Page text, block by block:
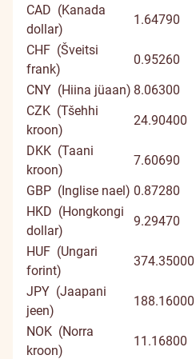
CAD (Kanada
dollar)
1.64790
CHF (Šveitsi
frank)
0.95260
CNY (Hiina jüaan) 8.06300
CZK (Tšehhi
kroon)
24.90400
DKK (Taani
kroon)
7.60690
GBP (Inglise nael) 0.87280
HKD (Hongkongi
dollar)
9.29470
HUF (Ungari
forint)
374.35000
JPY (Jaapani
jeen)
188.16000
NOK (Norra
kroon)
11.16800